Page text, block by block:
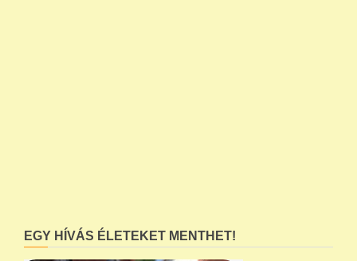
EGY HÍVÁS ÉLETEKET MENTHET!